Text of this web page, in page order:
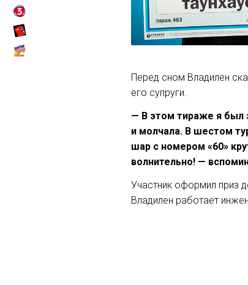
Перед сном Владилен
его супруги.
— В этом тираже я был
и молчала. В шестом
шар с номером «60»
волнительно! —
Участник оформил приз
Владилен работает